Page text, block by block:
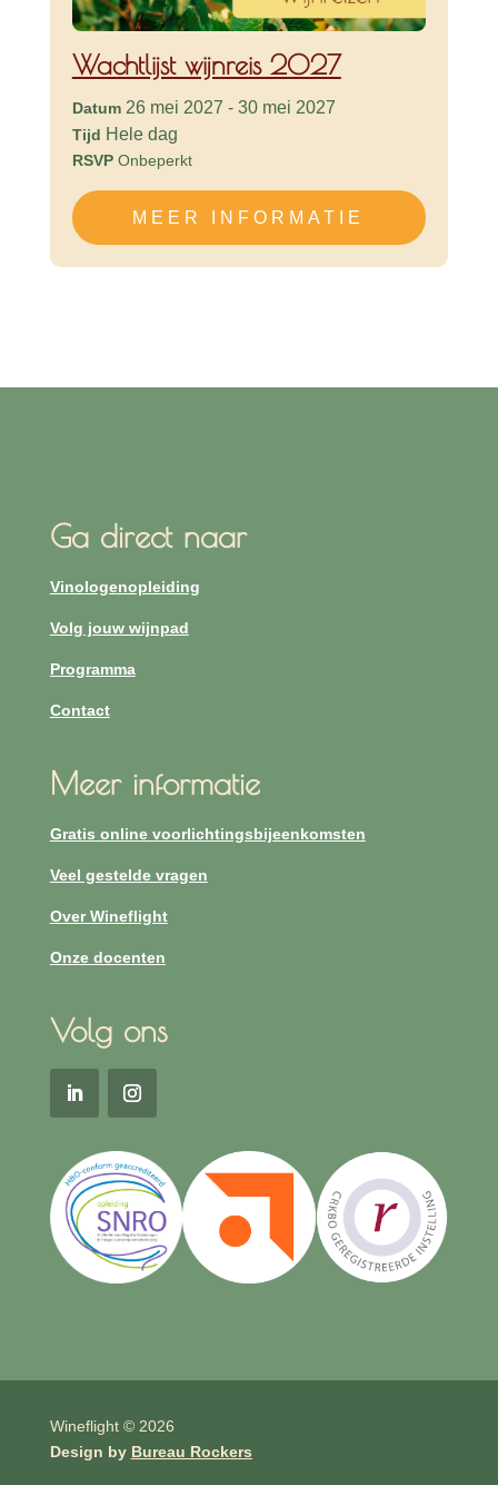
Wachtlijst wijnreis 2027
Datum 26 mei 2027 - 30 mei 2027
Tijd Hele dag
RSVP Onbeperkt
MEER INFORMATIE
Ga direct naar
Vinologenopleiding
Volg jouw wijnpad
Programma
Contact
Meer informatie
Gratis online voorlichtingsbijeenkomsten
Veel gestelde vragen
Over Wineflight
Onze docenten
Volg ons
Wineflight © 2026
Design by Bureau Rockers